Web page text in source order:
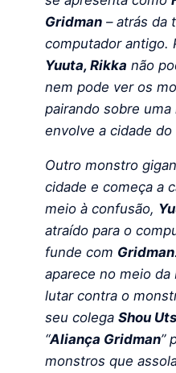
Gridman – atrás da
computador antigo.
Yuuta, Rikka não
nem pode ver os
pairando sobre
envolve a cidade do
Outro monstro
cidade e começa a
meio à confusão,
atraído para o
funde com Gridman
aparece no meio
lutar contra o
seu colega Shou
“Aliança Gridman”
monstros que